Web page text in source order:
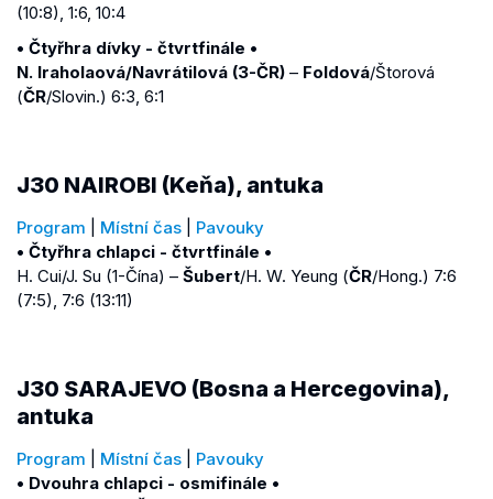
(10:8), 1:6, 10:4
• Čtyřhra dívky - čtvrtfinále •
N. Iraholaová/Navrátilová (3-ČR) – Foldová/Štorová
(ČR/Slovin.) 6:3, 6:1
J30 NAIROBI (Keňa), antuka
Program Místní čas
Pavouky
• Čtyřhra chlapci - čtvrtfinále •
H. Cui/J. Su (1-Čína) – Šubert/H. W. Yeung (ČR/Hong.) 7:6
(7:5), 7:6 (13:11)
J30 SARAJEVO (Bosna a Hercegovina),
antuka
Program Místní čas
Pavouky
• Dvouhra chlapci - osmifinále •